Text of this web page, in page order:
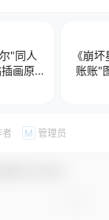
"同人
画原
《崩
账账"
M 管理员